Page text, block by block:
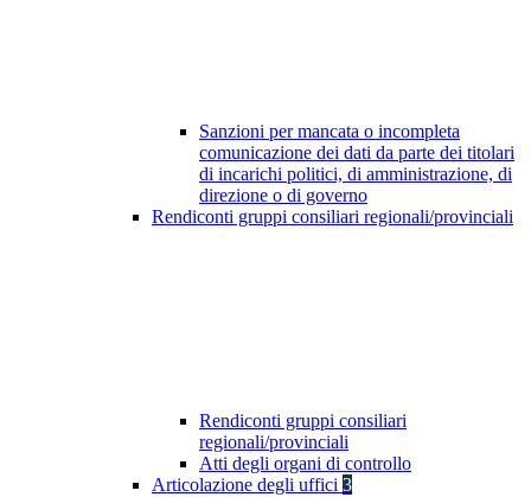
Sanzioni per mancata o incompleta
comunicazione dei dati da parte dei titolari
di incarichi politici, di amministrazione, di
direzione o di governo
Rendiconti gruppi consiliari regionali/provinciali
Rendiconti gruppi consiliari
regionali/provinciali
Atti degli organi di controllo
Articolazione degli uffici 3